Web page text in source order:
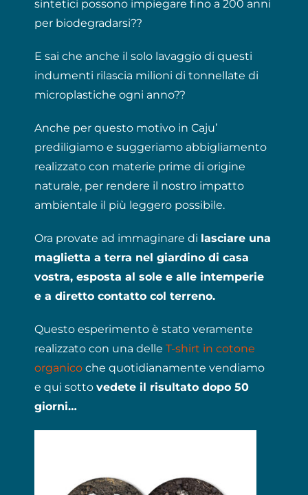
sintetici possono impiegare fino a 200 anni
per biodegradarsi??
E sai che anche il solo lavaggio di questi
indumenti rilascia milioni di tonnellate di
microplastiche ogni anno??
Anche per questo motivo in Caju’
prediligiamo e suggeriamo abbigliamento
realizzato con materie prime di origine
naturale, per rendere il nostro impatto
ambientale il più leggero possibile.
Ora provate ad immaginare di lasciare una
maglietta a terra nel giardino di casa
vostra, esposta al sole e alle intemperie
e a diretto contatto col terreno.
Questo esperimento è stato veramente
realizzato con una delleT-shirt in cotone
organico che quotidianamente vendiamo
e qui sottovedete il risultato dopo 50
giorni…